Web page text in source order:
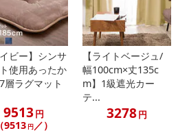
ついて】
は、配送日数などにより異なります
イビー】シンサ
使用あったか
層ラグマット
9513円
（9513 円／）
【ライトベージュ/
幅100cm×丈135c
m】1級遮光カー
テ...
3278円